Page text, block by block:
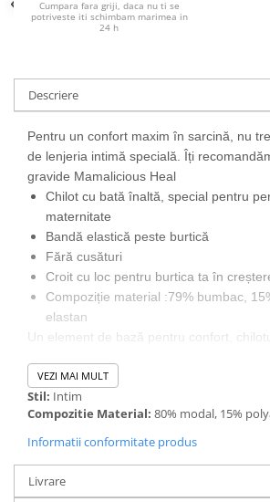
Cumpara fara griji, daca nu ti se
potriveste iti schimbam marimea in
24 h
Descriere
Pentru un confort maxim în sarcină, nu
de lenjeria intimă specială. Îți
gravide Mamalicious Heal
Chilot cu bată înaltă, special pentru
maternitate
Bandă elastică peste burtică
Fără cusături
Croit cu loc pentru burtica ta în
Compoziție material :79% bumbac,
elastan
Un element de bază pentru confort,
bumbăcel moale în amestec cu
pielea să respire, dar e și super-
material elastic, acest chilot va crește
Țesătura este mai densă imediat sub
susține burtica rămasă, evitând astfel
putea să-ți deranjeze zona pântecelor.
VEZI MAI MULT
Stil: Intim
Compozitie Material: 80% modal, 15%
Informatii conformitate produs
Livrare